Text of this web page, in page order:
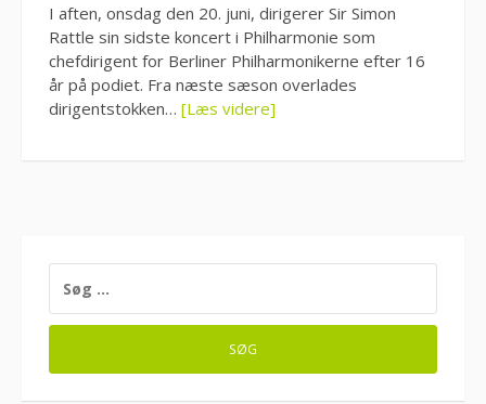
I aften, onsdag den 20. juni, dirigerer Sir Simon
Rattle sin sidste koncert i Philharmonie som
chefdirigent for Berliner Philharmonikerne efter 16
år på podiet. Fra næste sæson overlades
dirigentstokken… [Læs videre]
EFTER: